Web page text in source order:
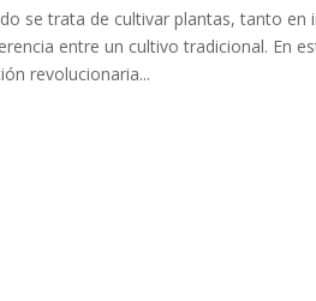
se trata de cultivar plantas, tanto
entre un cultivo tradicional. En
revolucionaria...